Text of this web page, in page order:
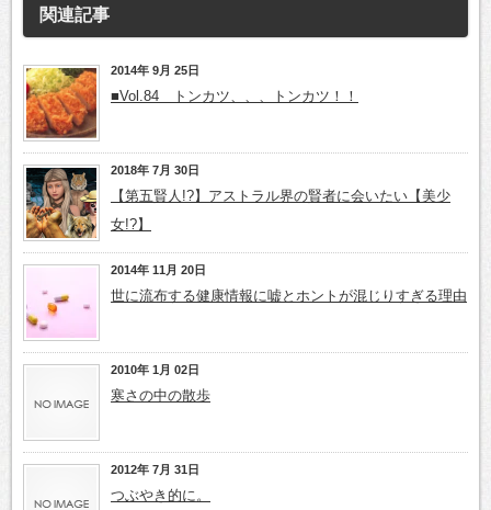
関連記事
2014年 9月 25日
■Vol.84 トンカツ、、、トンカツ！！
2018年 7月 30日
【第五賢人!?】アストラル界の賢者に会いたい【美少
女!?】
2014年 11月 20日
世に流布する健康情報に嘘とホントが混じりすぎる理由
2010年 1月 02日
寒さの中の散歩
2012年 7月 31日
つぶやき的に。